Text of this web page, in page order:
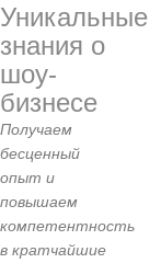
Уникальные
знания о
шоу-
бизнесе
Получаем
бесценный
опыт и
повышаем
компетентность
в кратчайшие